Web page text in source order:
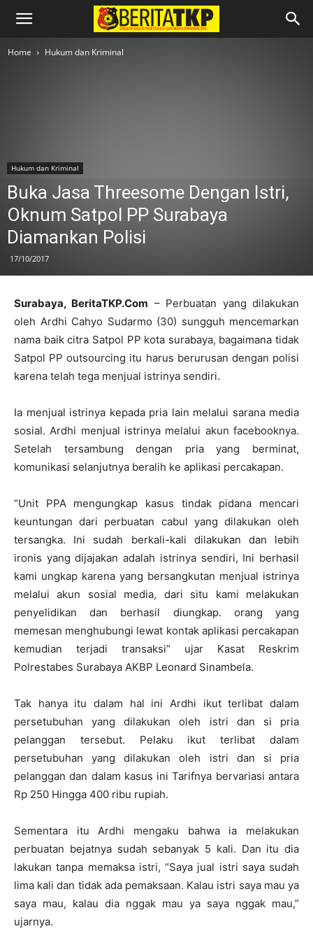
Home Hukum dan Kriminal
Hukum dan Kriminal
Buka Jasa Threesome Dengan Istri,
Oknum Satpol PP Surabaya
Diamankan Polisi
17/10/2017
Surabaya, BeritaTKP.Com – Perbuatan yang dilakukan
oleh Ardhi Cahyo Sudarmo (30) sungguh mencemarkan
nama baik citra Satpol PP kota surabaya, bagaimana tidak
Satpol PP outsourcing itu harus berurusan dengan polisi
karena telah tega menjual istrinya sendiri.
Ia menjual istrinya kepada pria lain melalui sarana media
sosial. Ardhi menjual istrinya melalui akun facebooknya.
Setelah tersambung dengan pria yang berminat,
komunikasi selanjutnya beralih ke aplikasi percakapan.
“Unit PPA mengungkap kasus tindak pidana mencari
keuntungan dari perbuatan cabul yang dilakukan oleh
tersangka. Ini sudah berkali-kali dilakukan dan lebih
ironis yang dijajakan adalah istrinya sendiri, Ini berhasil
kami ungkap karena yang bersangkutan menjual istrinya
melalui akun sosial media, dari situ kami melakukan
penyelidikan dan berhasil diungkap. orang yang
memesan menghubungi lewat kontak aplikasi percakapan
kemudian terjadi transaksi” ujar Kasat Reskrim
Polrestabes Surabaya AKBP Leonard Sinambela.
Tak hanya itu dalam hal ini Ardhi ikut terlibat dalam
persetubuhan yang dilakukan oleh istri dan si pria
pelanggan tersebut. Pelaku ikut terlibat dalam
persetubuhan yang dilakukan oleh istri dan si pria
pelanggan dan dalam kasus ini Tarifnya bervariasi antara
Rp 250 Hingga 400 ribu rupiah.
Sementara itu Ardhi mengaku bahwa ia melakukan
perbuatan bejatnya sudah sebanyak 5 kali. Dan itu dia
lakukan tanpa memaksa istri, “Saya jual istri saya sudah
lima kali dan tidak ada pemaksaan. Kalau istri saya mau ya
saya mau, kalau dia nggak mau ya saya nggak mau,”
ujarnya.